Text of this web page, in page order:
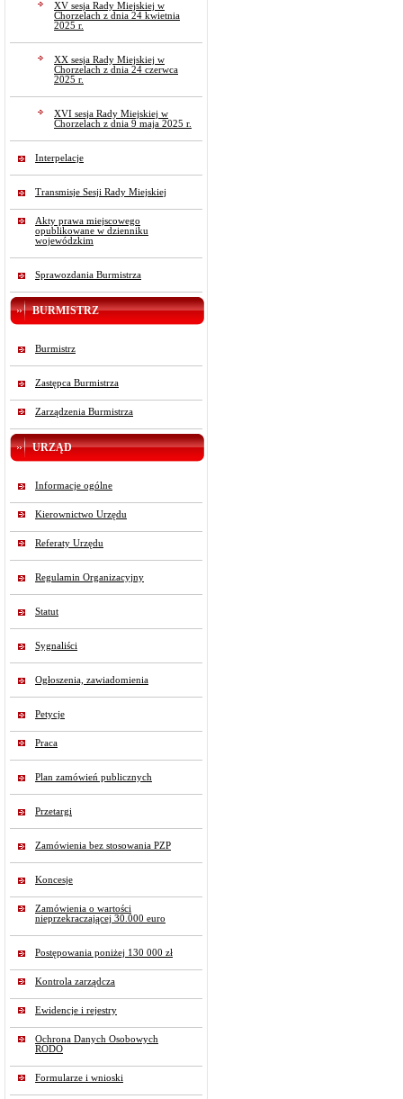
XV sesja Rady Miejskiej w
Chorzelach z dnia 24 kwietnia
2025 r.
XX sesja Rady Miejskiej w
Chorzelach z dnia 24 czerwca
2025 r.
XVI sesja Rady Miejskiej w
Chorzelach z dnia 9 maja 2025 r.
Interpelacje
Transmisje Sesji Rady Miejskiej
Akty prawa miejscowego
opublikowane w dzienniku
wojewódzkim
Sprawozdania Burmistrza
BURMISTRZ
Burmistrz
Zastępca Burmistrza
Zarządzenia Burmistrza
URZĄD
Informacje ogólne
Kierownictwo Urzędu
Referaty Urzędu
Regulamin Organizacyjny
Statut
Sygnaliści
Ogłoszenia, zawiadomienia
Petycje
Praca
Plan zamówień publicznych
Przetargi
Zamówienia bez stosowania PZP
Koncesje
Zamówienia o wartości
nieprzekraczającej 30.000 euro
Postępowania poniżej 130 000 zł
Kontrola zarządcza
Ewidencje i rejestry
Ochrona Danych Osobowych
RODO
Formularze i wnioski